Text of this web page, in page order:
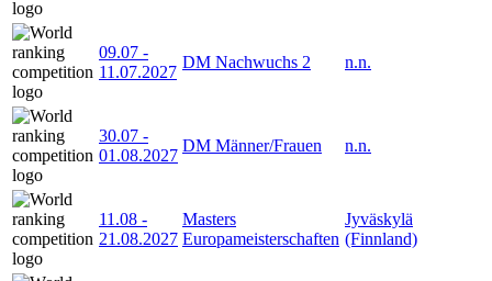
09.07 -
11.07.2027
DM Nachwuchs 2 n.n.
30.07 -
01.08.2027
DM Männer/Frauen n.n.
11.08 -
21.08.2027
Masters
Europameisterschaften
Jyväskylä
(Finnland)